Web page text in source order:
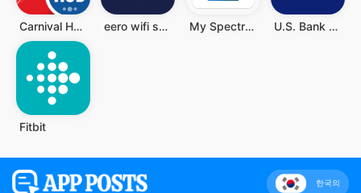
Carnival HUB eero wifi system My Spectrum U.S. Bank Mobile Banking
Fitbit
한국의